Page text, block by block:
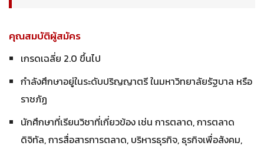
คุณสมบัติผู้สมัคร
เกรดเฉลี่ย 2.0 ขึ้นไป
กำลังศึกษาอยู่ในระดับปริญญาตรี ในมหาวิทยาลัยรัฐบาล หรือ
ราชภัฏ
นักศึกษาที่เรียนวิชาที่เกี่ยวข้อง เช่น การตลาด, การตลาด
ดิจิทัล, การสื่อสารการตลาด, บริหารธุรกิจ, ธุรกิจเพื่อสังคม,